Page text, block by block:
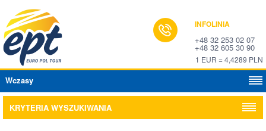
INFOLINIA
+48 32 253 02 07
+48 32 605 30 90
1 EUR = 4,4289 PLN
Wczasy
KRYTERIA WYSZUKIWANIA